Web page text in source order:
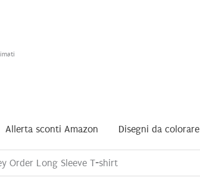
Allerta sconti Amazon Disegni da colorare
Order Long Sleeve T-shirt